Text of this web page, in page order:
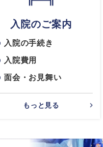
入院のご案内
入院の手続き
入院費用
面会・お見舞い
もっと見る